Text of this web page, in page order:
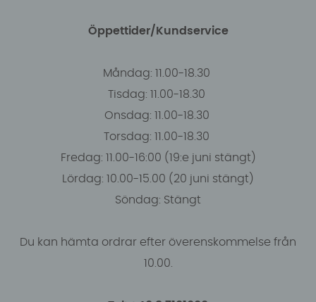
Öppettider/Kundservice
Måndag: 11.00-18.30
Tisdag: 11.00-18.30
Onsdag: 11.00-18.30
Torsdag: 11.00-18.30
Fredag: 11.00-16:00 (19:e juni stängt)
Lördag: 10.00-15.00 (20 juni stängt)
Söndag: Stängt
Du kan hämta ordrar efter överenskommelse från
10.00.